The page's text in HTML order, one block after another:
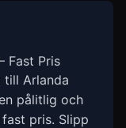
Fast Pris
till Arlanda
pålitlig och
pris. Slipp